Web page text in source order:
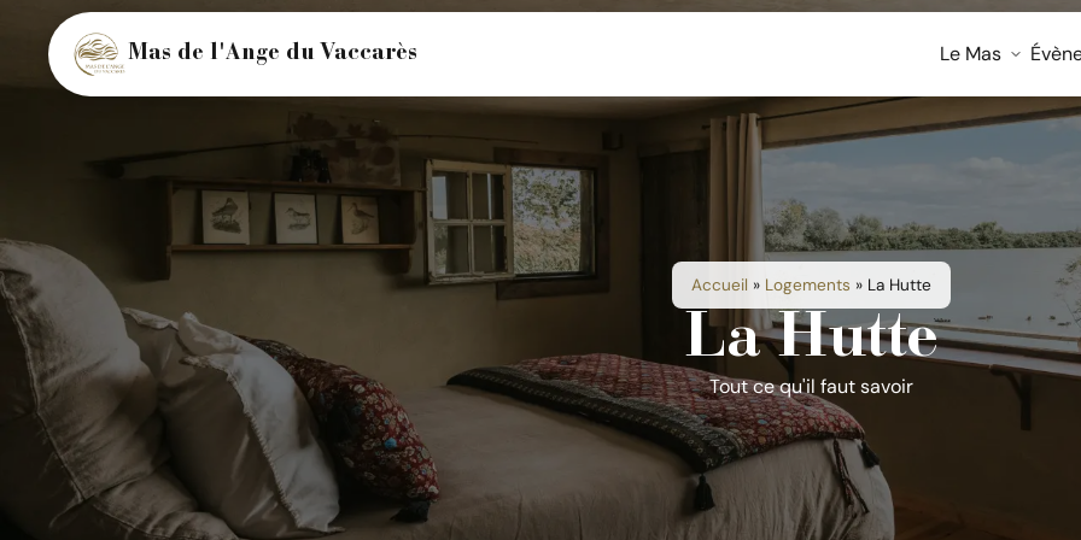
Mas de l'Ange du Vaccarès Le Mas
Accueil » Logements » La Hutte
La Hutte
Tout ce qu'il faut savoir